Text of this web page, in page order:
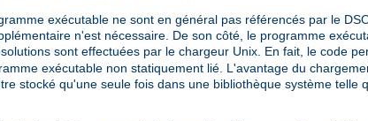
exécutable ne sont en général pas référencés par le
n'est nécessaire. De son côté, le programme
sont effectuées par le chargeur Unix. En fait, le code
exécutable non statiquement lié. L'avantage du
stocké qu'une seule fois dans une bibliothèque système telle